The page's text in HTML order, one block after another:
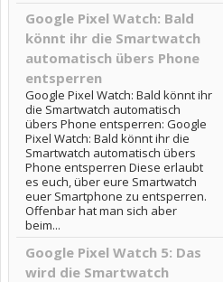
Google Pixel Watch: Bald
könnt ihr die Smartwatch
automatisch übers Phone
entsperren
Google Pixel Watch: Bald könnt ihr
die Smartwatch automatisch
übers Phone entsperren: Google
Pixel Watch: Bald könnt ihr die
Smartwatch automatisch übers
Phone entsperren Diese erlaubt
es euch, über eure Smartwatch
euer Smartphone zu entsperren.
Offenbar hat man sich aber
beim...
Google Pixel Watch 5: Das
wird die Smartwatch